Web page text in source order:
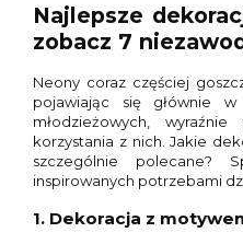
Najlepsze
zobacz 7
Neony coraz częściej
pojawiając się głównie
młodzieżowych,
korzystania z nich. Jakie
szczególnie polecane?
inspirowanych potrzebami
1. Dekoracja z